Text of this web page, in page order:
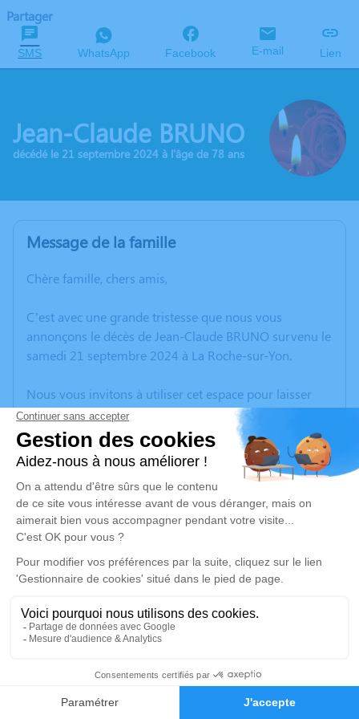
Faire-part Hommages
Partager
SMS WhatsApp Facebook E-mail Lien
Jean-Claude BRUNO
décédé le 21 septembre 2024 à l'âge de 78 ans
Message de la famille
Chère famille, chers amis,
C’est avec une grande tristesse que nous vous
annonçons le décès de Jean-Claude BRUNO survenu le
samedi 21 septembre 2024 à La Roche-sur-Yon.
Nous vous invitons à utiliser cet espace pour laisser
vos condoléances, partager des photos souvenirs, une
anecdote ou exprimer vos pensées à travers des
poèmes ou des textes. Cet endroit est un lieu
d'expression dédié à honorer la mémoire de Jean-
Claude BRUNO.
Un service de plantation d’arbre hommage est
disponible ici.
Je rends hommage
Cérémonie civile
Crématorium de Vendée - Sables d'Olonne de Les
Sables-d'Olonne